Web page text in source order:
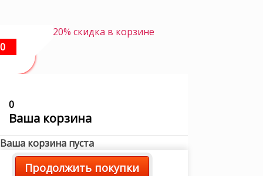
20% скидка в корзине
0
0
Ваша корзина
Ваша корзина пуста
Продолжить покупки